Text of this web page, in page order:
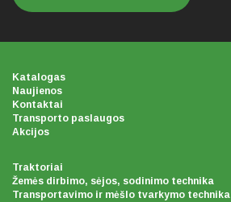
Katalogas
Naujienos
Kontaktai
Transporto paslaugos
Akcijos
Traktoriai
Žemės dirbimo, sėjos, sodinimo technika
Transportavimo ir mėšlo tvarkymo technika